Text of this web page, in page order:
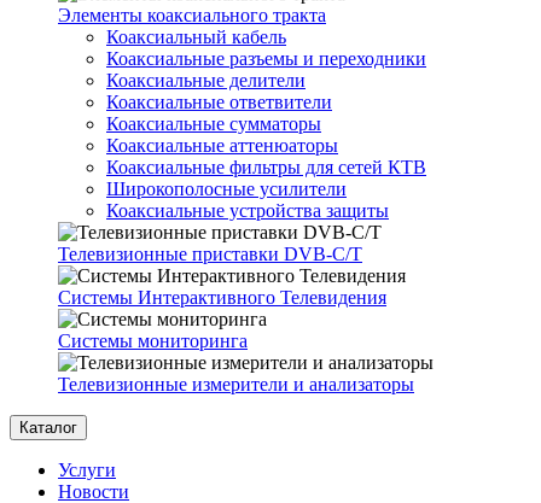
Элементы коаксиального тракта
Коаксиальный кабель
Коаксиальные разъемы и переходники
Коаксиальные делители
Коаксиальные ответвители
Коаксиальные сумматоры
Коаксиальные аттенюаторы
Коаксиальные фильтры для сетей КТВ
Широкополосные усилители
Коаксиальные устройства защиты
Телевизионные приставки DVB-C/T
Системы Интерактивного Телевидения
Системы мониторинга
Телевизионные измерители и анализаторы
Каталог
Услуги
Новости